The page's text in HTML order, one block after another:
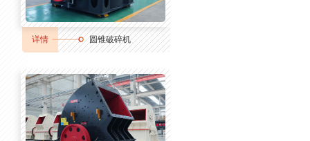
详情 圆锥破碎机